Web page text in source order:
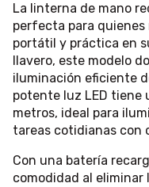
La linterna de mano
perfecta para
portátil y práctica en
llavero, este modelo
iluminación eficiente
potente luz LED tiene
metros, ideal para
tareas cotidianas con
Con una batería
comodidad al eliminar